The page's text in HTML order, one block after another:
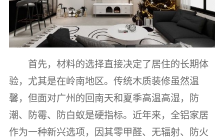
首先，材料的选择直接决定了居住的长期体
验，尤其是在岭南地区。传统木质装修虽然温
馨，但面对广州的回南天和夏季高温高湿，防
潮、防霉、防白蚁是硬指标。近年来，全铝家居
作为一种新兴选项，因其零甲醛、无辐射、防火